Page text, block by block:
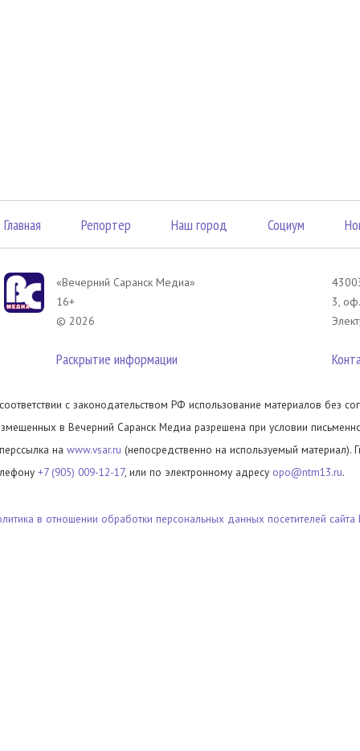
Главная Репортер Наш город Социум
«Вечерний Саранск Mедиа»
16+
© 2026
Раскрытие информации
3,
с законодательством РФ использование материалов без
в Вечерний Саранск Медиа разрешена при условии
на www.vsar.ru (непосредственно на используемый материал).
+7 (905) 009-12-17, или по электронному адресу opo@ntm13.ru.
в отношении обработки персональных данных посетителей